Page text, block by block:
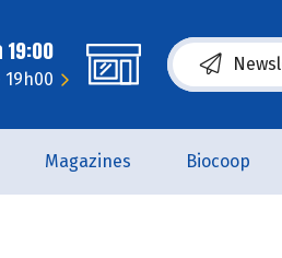
(s’ouvre
Magazines Biocoop